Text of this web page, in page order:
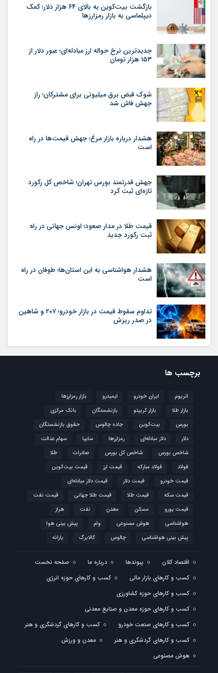
بازگشت بیت‌کوین به بالای ۶۴ هزار دلار؛ کمک
دیپلماسی به بازار رمزارزها
جدیدترین نرخ حواله ارز مبادله‌ای؛ عبور دلار از
۱۵۳ هزار تومان
شوک قبض برق میلیونی برای مشترکان؛ راز
جهش فاش شد
هشدار درباره بازار مرغ؛ جهش قیمت‌ها در راه
است
جهش قدرتمند بورس تهران؛ شاخص کل رکورد
تازه‌ای ثبت کرد
قیمت طلا در مدار صعود؛ اونس جهانی در راه
ثبت رکورد جدید
هشدار هواشناسی به این استان‌ها؛ طوفان در راه
است
تداوم سقوط قیمت در بازار خودرو؛ ۲۰۷ و شاهین
در صدر ریزش
برچسب ها
اتریوم ایران خودرو ایمیدرو
بازار رمزارزها
بازار طلا
بازار کریپتو بازنشستگان
بانک مرکزی
بورس
بیت‌کوین جاده چالوس
حقوق بازنشستگان
دلار
دلار مبادله‌ای رمزارزها سایپا
سهام عدالت
شاخص بورس
شاخص کل بورس صادرات
طلا
فولاد
فولاد مبارکه قیمت ارز
قیمت بیت‌کوین
قیمت خودرو
قیمت دلار
قیمت دلار مبادله‌ای
قیمت سکه
قیمت طلا قیمت طلا جهانی
قیمت نفت
قیمت یورو
مسکن معدن نفت
هراز
هواشناسی
هوش مصنوعی وام
پیش بینی هوا
پیش بینی هواشناسی
چالوس کالابرگ یارانه
اقتصاد کلان پیوندها درباره ما
صفحه نخست
کسب و کارهای بازار مالی
کسب و کارهای حوزه انرژی
کسب و کارهای حوزه کشاورزی
کسب و کارهای حوزه معدن و صنایع معدنی
کسب و کارهای صنعت خودرو
کسب و کارهای گردشگری و هنر
کسب و کارهای گردشگری و هنر
معدن و ورزش
هوش مصنوعی